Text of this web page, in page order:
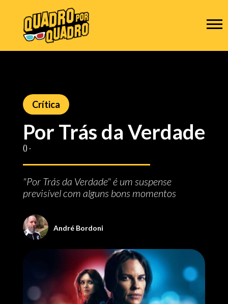
Crítica
Por Trás da Verdade
() ‧
"Por Trás da Verdade" é um suspense
previsível com alguns bons momentos
André Bordoni